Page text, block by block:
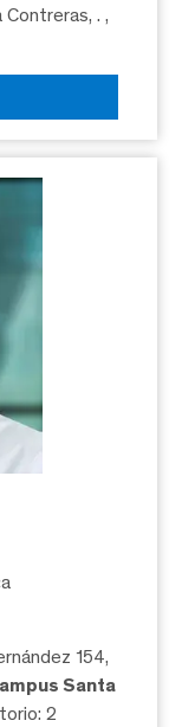
Contreras, .,
154,
Santa
2